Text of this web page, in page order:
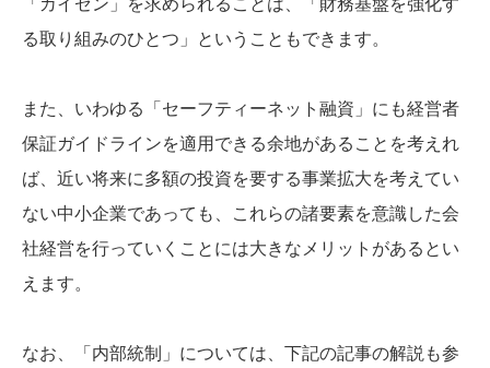
る取り組みのひとつ」ということもできます。
また、いわゆる「セーフティーネット融資」にも経営者
保証ガイドラインを適用できる余地があることを考えれ
ば、近い将来に多額の投資を要する事業拡大を考えてい
ない中小企業であっても、これらの諸要素を意識した会
社経営を行っていくことには大きなメリットがあるとい
えます。
なお、「内部統制」については、下記の記事の解説も参